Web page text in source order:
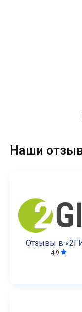
Наши
Отзывы в
4.9